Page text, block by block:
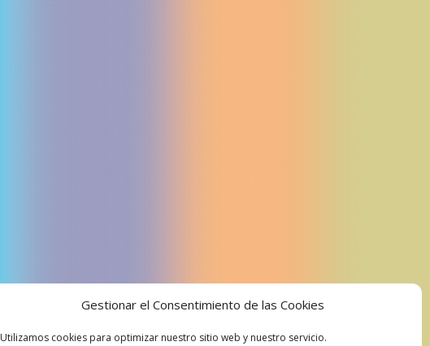
Gestionar el Consentimiento de las Cookies
Utilizamos cookies para optimizar nuestro sitio web y nuestro servicio.